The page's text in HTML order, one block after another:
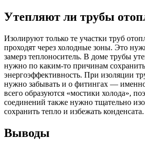
Утепляют ли трубы
Изолируют только те участки труб
проходят через холодные зоны. Это
замерз теплоноситель. В доме трубы
нужно по каким-то причинам сохранить
энергоэффективность. При изоляции
нужно забывать и о фитингах —
всего образуются «мостики холода»,
соединений также нужно тщательно
сохранить тепло и избежать конденсата.
Выводы